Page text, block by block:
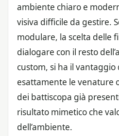
ambiente chiaro e
visiva difficile da gestire.
modulare, la scelta delle
dialogare con il resto
custom, si ha il
esattamente le venature
dei battiscopa già
risultato mimetico che
dell’ambiente.